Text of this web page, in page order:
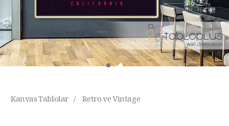
Kanvas Tablolar / Retro ve Vintage